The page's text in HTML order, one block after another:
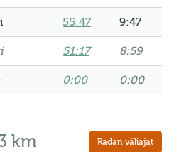
55:47 9:47
51:17 8:59
0:00 0:00
km Radan väliajat